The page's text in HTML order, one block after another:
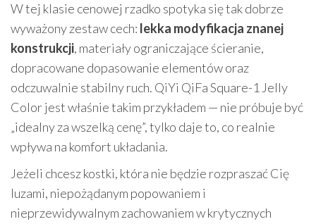
W tej klasie cenowej rzadko spotyka się tak dobrze
wyważony zestaw cech: lekka modyfikacja znanej
konstrukcji, materiały ograniczające ścieranie,
dopracowane dopasowanie elementów oraz
odczuwalnie stabilny ruch. QiYi QiFa Square-1 Jelly
Color jest właśnie takim przykładem — nie próbuje być
„idealny za wszelką cenę”, tylko daje to, co realnie
wpływa na komfort układania.
Jeżeli chcesz kostki, która nie będzie rozpraszać Cię
luzami, niepożądanym popowaniem i
nieprzewidywalnym zachowaniem w krytycznych